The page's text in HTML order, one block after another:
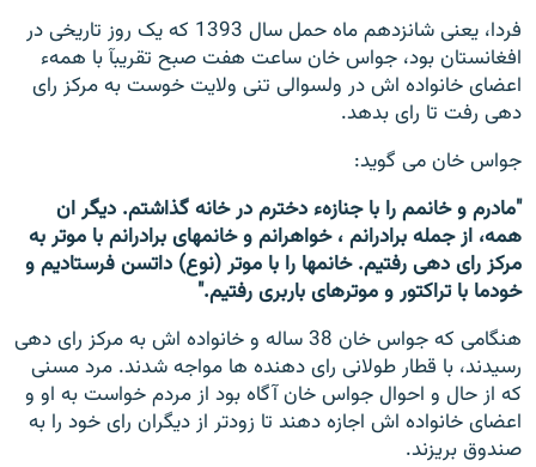
فردا، یعنی شانزدهم ماه حمل سال 1393 که یک روز تاریخی در
افغانستان بود، جواس خان ساعت هفت صبح تقریبآ با همهء
اعضای خانواده اش در ولسوالی تنی ولایت خوست به مرکز رای
دهی رفت تا رای بدهد.
جواس خانمی گوید:
"مادرم و خانمم را با جنازهء دخترم در خانه گذاشتم. دیگر ان
همه، از جمله برادرانم ، خواهرانم و خانمهای برادرانم با موتر به
مرکز رای دهی رفتیم. خانمها را با موتر (نوع) داتسن فرستادیم و
خودما با تراکتور و موترهای باربری رفتیم."
هنگامی که جواس خان 38 ساله و خانواده اش به مرکز رای دهی
رسیدند، با قطار طولانی رای دهنده ها مواجه شدند. مرد مسنی
که از حال و احوال جواس خان آگاه بود از مردم خواست به او و
اعضای خانواده اش اجازه دهند تا زودتر از دیگران رای خود را به
صندوق بریزند.